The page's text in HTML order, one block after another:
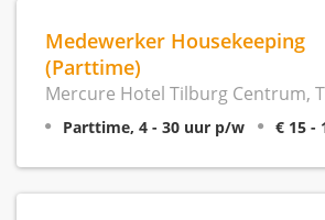
Medewerker Housekeeping
(Parttime)
Mercure Hotel Tilburg Centrum,
Parttime, 4 - 30 uur p/w € 15 -